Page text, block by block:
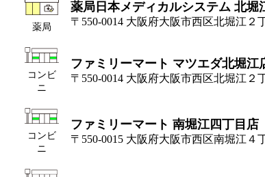
薬局
薬局日本メディカルシステム 北堀
〒550-0014 大阪府大阪市西区北堀江
コンビ
ニ
ファミリーマート マツエダ北堀江
〒550-0014 大阪府大阪市西区北堀江２
コンビ
ニ
ファミリーマート 南堀江四丁目店
〒550-0015 大阪府大阪市西区南堀江４